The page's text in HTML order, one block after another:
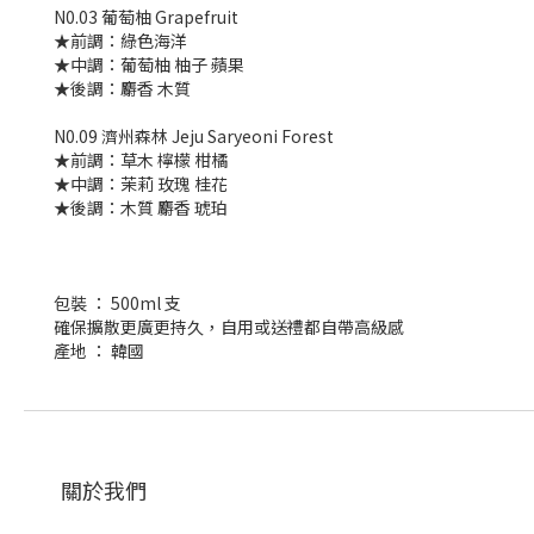
N0.03 葡萄柚 Grapefruit
★前調：綠色海洋
★中調：葡萄柚 柚子 蘋果
★後調：麝香 木質
N0.09 濟州森林 Jeju Saryeoni Forest
★前調：草木 檸檬 柑橘
★中調：茉莉 玫瑰 桂花
★後調：木質 麝香 琥珀
包裝 ： 500ml 支
確保擴散更廣更持久，自用或送禮都自帶高級感
產地 ： 韓國
關於我們